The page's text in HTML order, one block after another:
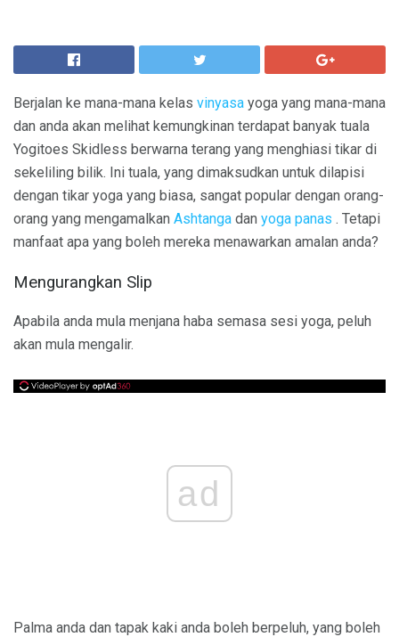
Berjalan ke mana-mana kelas vinyasa yoga yang mana-mana
dan anda akan melihat kemungkinan terdapat banyak tuala
Yogitoes Skidless berwarna terang yang menghiasi tikar di
sekeliling bilik. Ini tuala, yang dimaksudkan untuk dilapisi
dengan tikar yoga yang biasa, sangat popular dengan orang-
orang yang mengamalkan Ashtanga dan yoga panas . Tetapi
manfaat apa yang boleh mereka menawarkan amalan anda?
Mengurangkan Slip
Apabila anda mula menjana haba semasa sesi yoga, peluh
akan mula mengalir.
ad
Palma anda dan tapak kaki anda boleh berpeluh, yang boleh